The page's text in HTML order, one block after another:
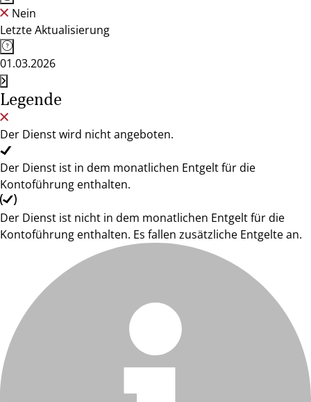
Nein
Letzte Aktualisierung
01.03.2026
Legende
Der Dienst wird nicht angeboten.
Der Dienst ist in dem monatlichen Entgelt für die
Kontoführung enthalten.
Der Dienst ist nicht in dem monatlichen Entgelt für die
Kontoführung enthalten. Es fallen zusätzliche Entgelte an.